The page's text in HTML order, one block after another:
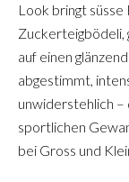
Look bringt
Zuckerteigbödeli,
auf einen
abgestimmt,
unwiderstehlich –
sportlichen
bei Gross und